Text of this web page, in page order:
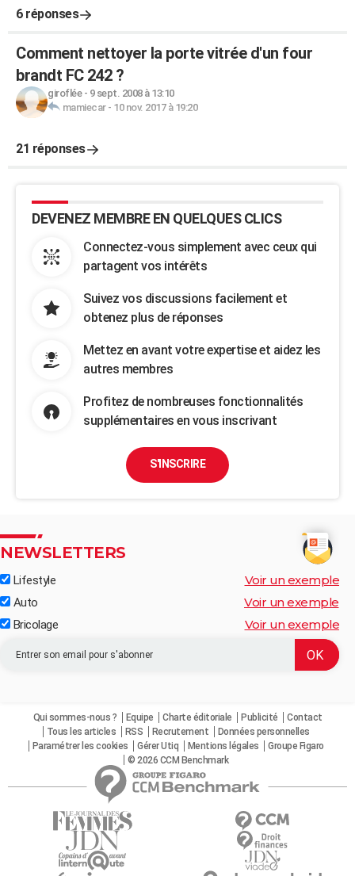
6 réponses
Comment nettoyer la porte vitrée d'un four
brandt FC 242 ?
giroflée- 9 sept. 2008 à 13:10
mamiecar- 10 nov. 2017 à 19:20
21 réponses
DEVENEZ MEMBRE EN QUELQUES CLICS
Connectez-vous simplement avec ceux qui
partagent vos intérêts
Suivez vos discussions facilement et
obtenez plus de réponses
Mettez en avant votre expertise et aidez les
autres membres
Profitez de nombreuses fonctionnalités
supplémentaires en vous inscrivant
S'INSCRIRE
NEWSLETTERS
Lifestyle Voir un exemple
Auto Voir un exemple
Bricolage Voir un exemple
Qui sommes-nous ? Equipe Charte éditoriale Publicité
Contact
Tous les articles
RSS Recrutement
Données personnelles
Paramétrer les cookies
Gérer Utiq Mentions légales
Groupe Figaro
© 2026 CCM Benchmark